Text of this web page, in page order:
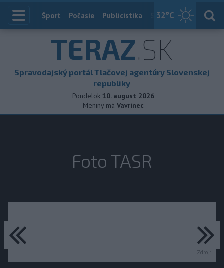
32°C
Index
Šport Počasie Publicistika Slovensko
TERAZ.SK
Spravodajský portál Tlačovej agentúry Slovenskej
republiky
Pondelok 10. august 2026
Meniny má Vavrinec
Foto TASR
Zdroj:
predchádzajúce